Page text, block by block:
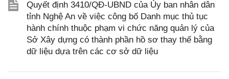
Quyết định 3410/QĐ-UBND của Ủy ban nhân dân
tỉnh Nghệ An về việc công bố Danh mục thủ tục
hành chính thuộc phạm vi chức năng quản lý của
Sở Xây dựng có thành phần hồ sơ thay thế bằng
dữ liệu dựa trên các cơ sở dữ liệu